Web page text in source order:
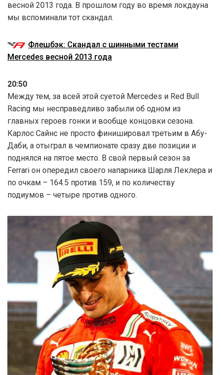
весной 2013 года. В прошлом году во время локдауна
мы вспоминали тот скандал.
Флешбэк: Скандал с шинными тестами
Mercedes весной 2013 года
20:50
Между тем, за всей этой суетой Mercedes и Red Bull
Racing мы несправедливо забыли об одном из
главных героев гонки и вообще концовки сезона.
Карлос Сайнс не просто финишировал третьим в Абу-
Даби, а отыграл в чемпионате сразу две позиции и
поднялся на пятое место. В свой первый сезон за
Ferrari он опередил своего напарника Шарля Леклера и
по очкам – 164.5 против 159, и по количеству
подиумов – четыре против одного.